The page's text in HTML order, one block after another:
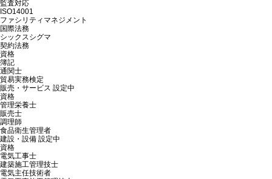
監査対応
ISO14001
ファシリティマネジメント
国際法務
シックスシグマ
契約法務
資格
簿記
通関士
貿易実務検定
販売・サービス 設定中
資格
管理栄養士
販売士
調理師
食品衛生管理者
建設・設備 設定中
資格
電気工事士
建築施工管理技士
電気主任技術者